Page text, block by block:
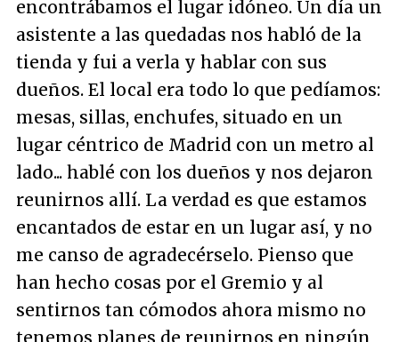
encontrábamos el lugar idóneo. Un día un
asistente a las quedadas nos habló de la
tienda y fui a verla y hablar con sus
dueños. El local era todo lo que pedíamos:
mesas, sillas, enchufes, situado en un
lugar céntrico de Madrid con un metro al
lado... hablé con los dueños y nos dejaron
reunirnos allí. La verdad es que estamos
encantados de estar en un lugar así, y no
me canso de agradecérselo. Pienso que
han hecho cosas por el Gremio y al
sentirnos tan cómodos ahora mismo no
tenemos planes de reunirnos en ningún